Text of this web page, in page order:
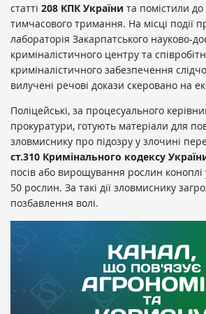
статті 208 КПК України та помістили до
тимчасового тримання. На місці події
лабораторія Закарпатського науково-
криміналістичного центру та
криміналістичного забезпечення
вилучені речові докази скеровано на
Поліцейські, за процесуального
прокуратури, готують матеріали для
зловмиснику про підозру у злочині
ст.310 Кримінального кодексу
посів або вирощування рослин коноплі
50 рослин. За такі дії зловмиснику
позбавлення волі.